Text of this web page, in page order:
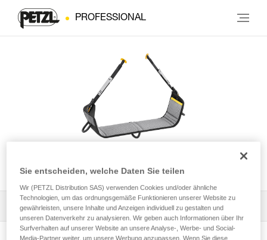
PROFESSIONAL
PODIUM
Alle technischen Anwendungen 1 Filter
Sie entscheiden, welche Daten Sie teilen
Wir (PETZL Distribution SAS) verwenden Cookies und/oder ähnliche
Technologien, um das ordnungsgemäße Funktionieren unserer Website zu
gewährleisten, unsere Inhalte und Anzeigen individuell zu gestalten und
unseren Datenverkehr zu analysieren. Wir geben auch Informationen über Ihr
Surfverhalten auf unserer Website an unsere Analyse-, Werbe- und Social-
Media-Partner weiter, um unsere Werbung anzupassen. Wenn Sie diese